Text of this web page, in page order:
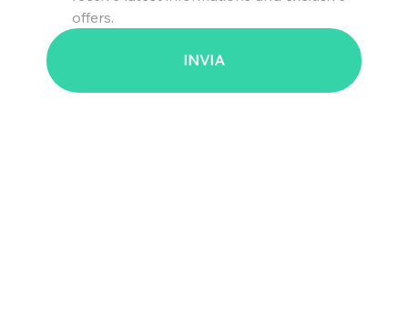
offers.
INVIA